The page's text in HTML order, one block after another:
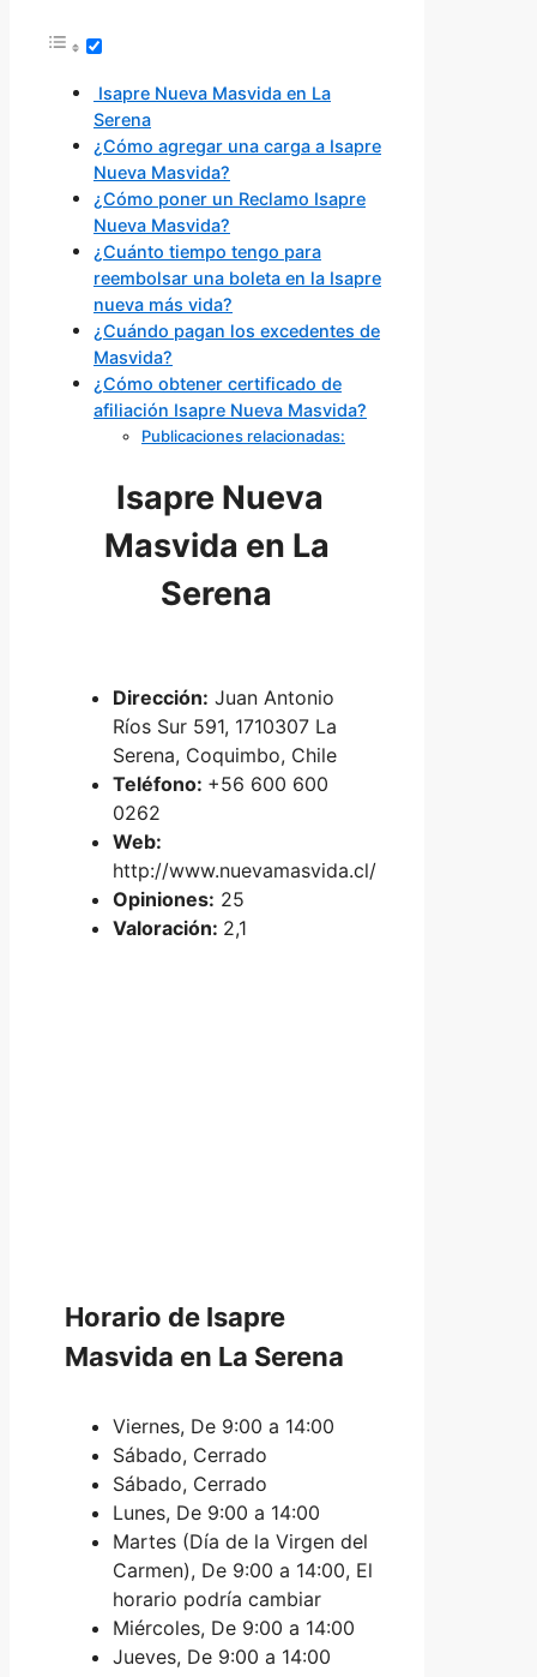
Isapre Nueva Masvida en La
Serena
¿Cómo agregar una carga a Isapre
Nueva Masvida?
¿Cómo poner un Reclamo Isapre
Nueva Masvida?
¿Cuánto tiempo tengo para
reembolsar una boleta en la Isapre
nueva más vida?
¿Cuándo pagan los excedentes de
Masvida?
¿Cómo obtener certificado de
afiliación Isapre Nueva Masvida?
Publicaciones relacionadas:
Isapre Nueva
Masvida en La
Serena
Dirección: Juan Antonio
Ríos Sur 591, 1710307 La
Serena, Coquimbo, Chile
Teléfono: +56 600 600
0262
Web:
http://www.nuevamasvida.cl/
Opiniones: 25
Valoración: 2,1
Horario de Isapre
Masvida en La Serena
Viernes, De 9:00 a 14:00
Sábado, Cerrado
Sábado, Cerrado
Lunes, De 9:00 a 14:00
Martes (Día de la Virgen del
Carmen), De 9:00 a 14:00, El
horario podría cambiar
Miércoles, De 9:00 a 14:00
Jueves, De 9:00 a 14:00